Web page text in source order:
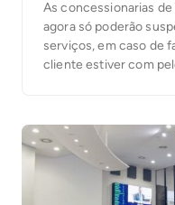
As concessionarias
agora só poderão
serviços, em caso de
cliente estiver com
publicação está […]